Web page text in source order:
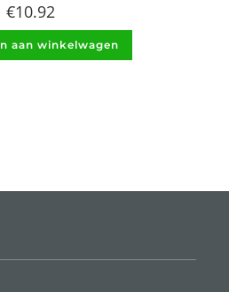
€10.92
aan winkelwagen